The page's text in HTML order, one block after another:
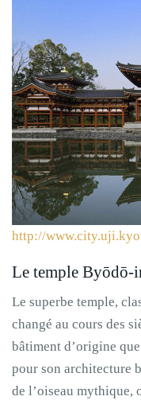
http://
Le temple Byōdō-
Le superbe temple,
changé au cours des
bâtiment d’origine
pour son architecture
de l’oiseau mythique,